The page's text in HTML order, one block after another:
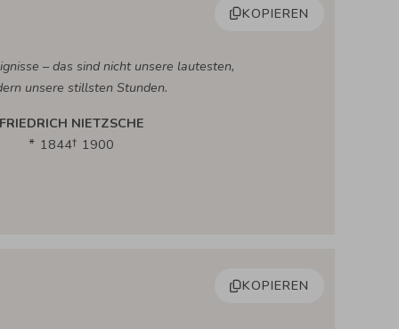
KOPIEREN
– das sind nicht unsere lautesten,
unsere stillsten Stunden.
NIETZSCHE
1844 1900
KOPIEREN